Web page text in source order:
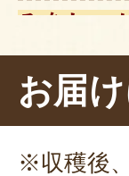
みをしっ
とっても
お届
※収穫後